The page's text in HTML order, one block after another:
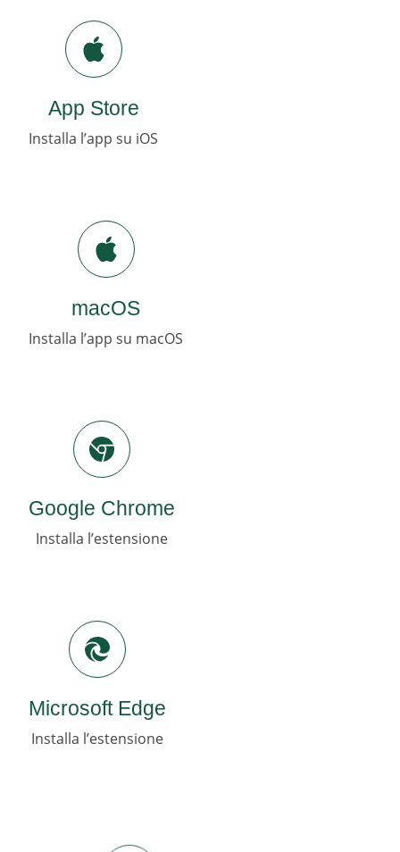
App Store
Installa l’app su iOS
macOS
Installa l’app su macOS
Google Chrome
Installa l’estensione
Microsoft Edge
Installa l’estensione